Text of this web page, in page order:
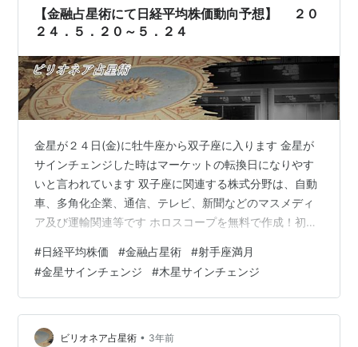
す…
【金融占星術にて日経平均株価動向予想】 ２０
２４．５．２０～５．２４
金星が２４日(金)に牡牛座から双子座に入ります 金星が
サインチェンジした時はマーケットの転換日になりやす
いと言われています 双子座に関連する株式分野は、自動
車、多角化企業、通信、テレビ、新聞などのマスメディ
ア及び運輸関連等です ホロスコープを無料で作成！初心
２６日(日) 木星が牡牛座から双子座にサインチェンジ 先
週の１６日(木)に水星が牡牛座にサインチェンジして ５
天体が牡牛座に集まり、日経平均株価が上がることを期
待していたのですが 芳しくなかったですね 新月・満月の
頃は注意した方がいいです 尚、天体の相場への影響は前
#日経平均株価 #金融占星術 #射手座満月
#金星サインチェンジ #木星サインチェンジ
ビリオネア占星術 • 3年前